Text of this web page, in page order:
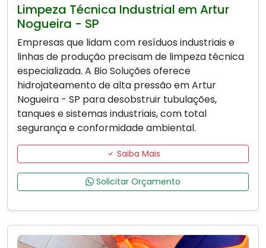
Limpeza Técnica Industrial em Artur
Nogueira - SP
Empresas que lidam com resíduos industriais e
linhas de produção precisam de limpeza técnica
especializada. A Bio Soluções oferece
hidrojateamento de alta pressão em Artur
Nogueira - SP para desobstruir tubulações,
tanques e sistemas industriais, com total
segurança e conformidade ambiental.
Saiba Mais
Solicitar Orçamento